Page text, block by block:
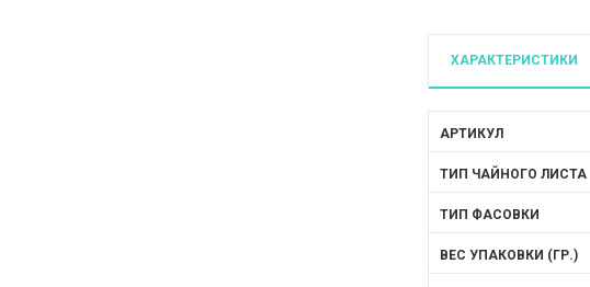
ХАРАКТЕРИСТИКИ
АРТИКУЛ
ТИП ЧАЙНОГО ЛИСТА
ТИП ФАСОВКИ
ВЕС УПАКОВКИ (ГР.)